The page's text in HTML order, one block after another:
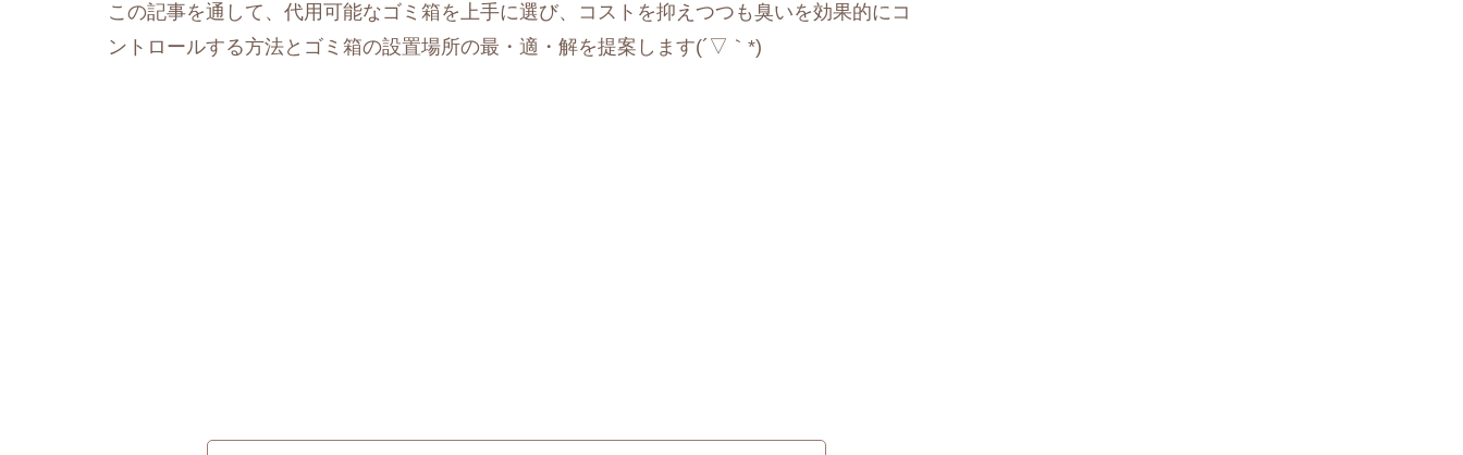
この記事を通して、代用可能なゴミ箱を上手に選び、コストを抑えつつも臭いを効果的にコ
ントロールする方法とゴミ箱の設置場所の最・適・解を提案します(´▽｀*)